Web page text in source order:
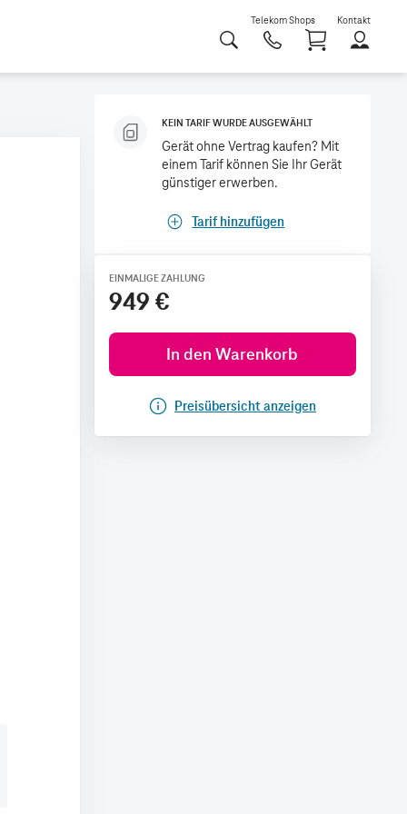
Telekom Shops Kontakt
KEIN TARIF WURDE AUSGEWÄHLT
Gerät ohne Vertrag kaufen? Mit
einem Tarif können Sie Ihr Gerät
günstiger erwerben.
Tarif hinzufügen
EINMALIGE ZAHLUNG
949 €
In den Warenkorb
Preisübersicht anzeigen